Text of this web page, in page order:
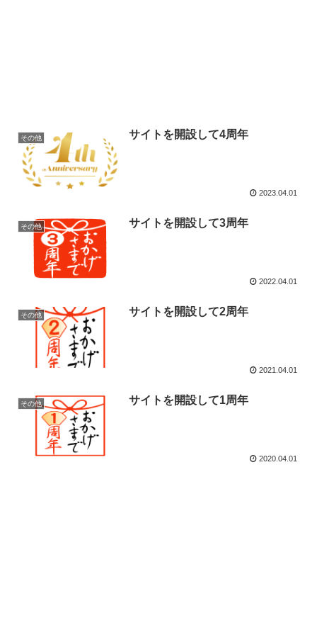
その他 サイトを開設して4周年
2023.04.01
その他 サイトを開設して3周年
2022.04.01
その他 サイトを開設して2周年
2021.04.01
その他 サイトを開設して1周年
2020.04.01